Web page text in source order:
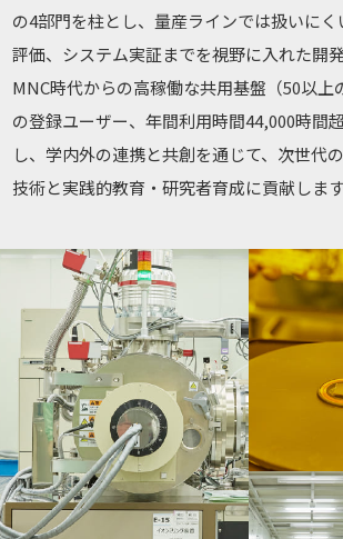
の4部門を柱とし、量産ラインでは扱いに
評価、システム実証までを視野に入れた開
MNC時代からの高稼働な共用基盤（50以上
の登録ユーザー、年間利用時間44,000時間
し、学内外の連携と共創を通じて、次世代
技術と実践的教育・研究者育成に貢献します